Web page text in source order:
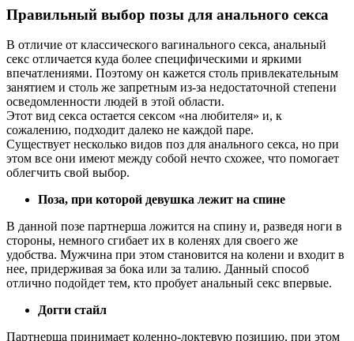
Правильный выбор позы для анального секса
В отличие от классического вагинального секса, анальный
секс отличается куда более специфическими и яркими
впечатлениями. Поэтому он кажется столь привлекательным
занятием и столь же запретным из-за недостаточной степени
осведомленности людей в этой области.
Этот вид секса остается сексом «на любителя» и, к
сожалению, подходит далеко не каждой паре.
Существует несколько видов поз для анального секса, но при
этом все они имеют между собой нечто схожее, что помогает
облегчить свой выбор.
Поза, при которой девушка лежит на спине
В данной позе партнерша ложится на спину и, разведя ноги в
стороны, немного сгибает их в коленях для своего же
удобства. Мужчина при этом становится на колени и входит в
нее, придерживая за бока или за талию. Данный способ
отлично подойдет тем, кто пробует анальный секс впервые.
Догги стайл
Партнерша принимает коленно-локтевую позицию, при этом